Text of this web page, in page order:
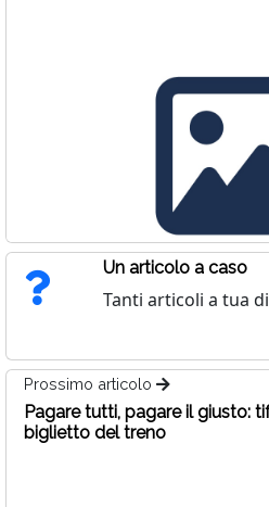
Un articolo a caso
Tanti articoli a tua
Prossimo articolo
Pagare tutti, pagare il giusto:
biglietto del treno